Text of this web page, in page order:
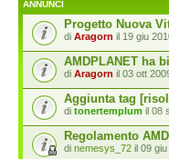
ANNUNCI
Progetto Nuova
di Aragorn il 19 giu
AMDPLANET ha
di Aragorn il 03 ott
Aggiunta tag
di tonertemplum il 08
Regolamento
di nemesys_72 il 09